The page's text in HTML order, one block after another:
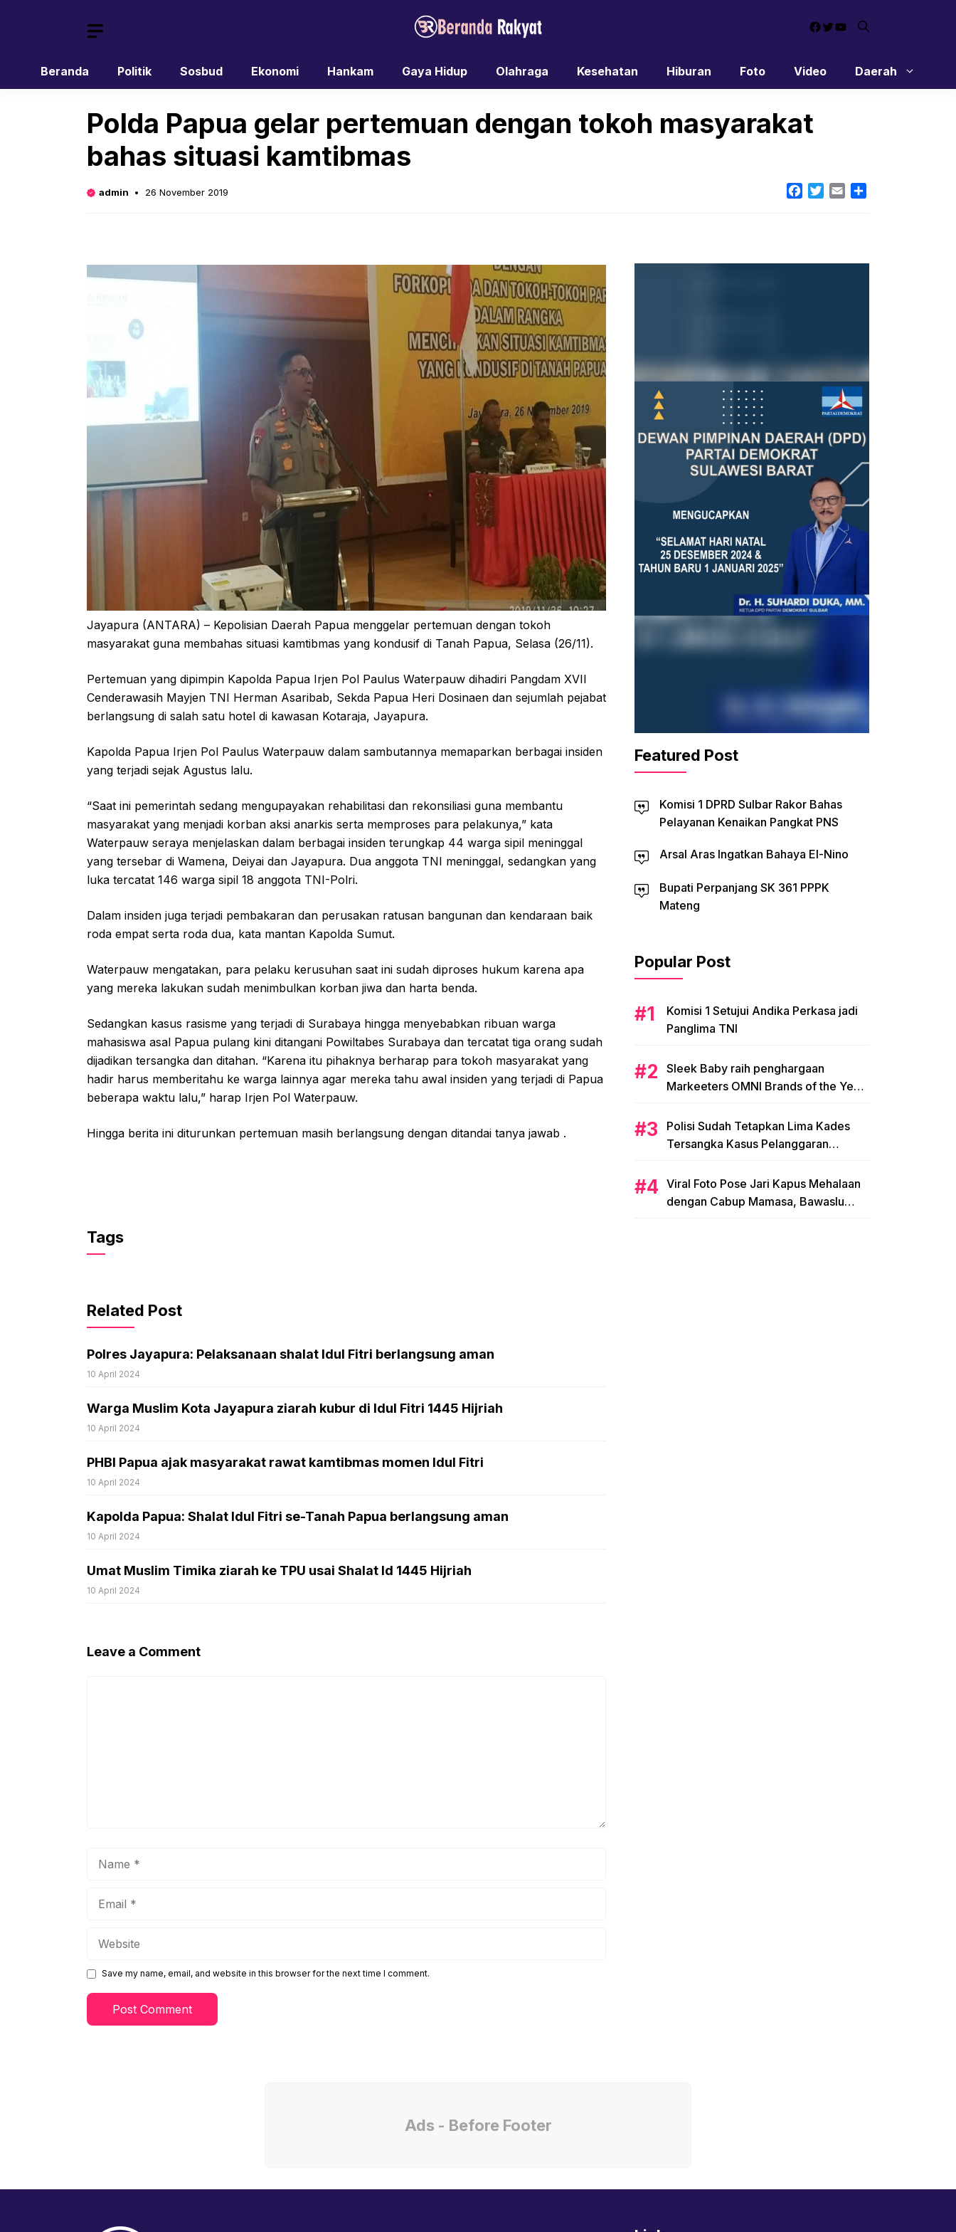
Facebook
Twitter
YouTube
Beranda Politik Sosbud Ekonomi Hankam Gaya Hidup Olahraga Kesehatan Hiburan Foto Video Daerah
Polda Papua gelar pertemuan dengan tokoh masyarakat
bahas situasi kamtibmas
admin 26 November 2019 Facebook
TwitterEmail
Jayapura (ANTARA) – Kepolisian Daerah Papua menggelar pertemuan dengan tokoh
masyarakat guna membahas situasi kamtibmas yang kondusif di Tanah Papua, Selasa (26/11).
Pertemuan yang dipimpin Kapolda Papua Irjen Pol Paulus Waterpauw dihadiri Pangdam XVII
Cenderawasih Mayjen TNI Herman Asaribab, Sekda Papua Heri Dosinaen dan sejumlah pejabat
berlangsung di salah satu hotel di kawasan Kotaraja, Jayapura.
Kapolda Papua Irjen Pol Paulus Waterpauw dalam sambutannya memaparkan berbagai insiden
yang terjadi sejak Agustus lalu.
“Saat ini pemerintah sedang mengupayakan rehabilitasi dan rekonsiliasi guna membantu
masyarakat yang menjadi korban aksi anarkis serta memproses para pelakunya,” kata
Waterpauw seraya menjelaskan dalam berbagai insiden terungkap 44 warga sipil meninggal
yang tersebar di Wamena, Deiyai dan Jayapura. Dua anggota TNI meninggal, sedangkan yang
luka tercatat 146 warga sipil 18 anggota TNI-Polri.
Dalam insiden juga terjadi pembakaran dan perusakan ratusan bangunan dan kendaraan baik
roda empat serta roda dua, kata mantan Kapolda Sumut.
Waterpauw mengatakan, para pelaku kerusuhan saat ini sudah diproses hukum karena apa
yang mereka lakukan sudah menimbulkan korban jiwa dan harta benda.
Sedangkan kasus rasisme yang terjadi di Surabaya hingga menyebabkan ribuan warga
mahasiswa asal Papua pulang kini ditangani Powiltabes Surabaya dan tercatat tiga orang sudah
dijadikan tersangka dan ditahan. “Karena itu pihaknya berharap para tokoh masyarakat yang
hadir harus memberitahu ke warga lainnya agar mereka tahu awal insiden yang terjadi di Papua
beberapa waktu lalu,” harap Irjen Pol Waterpauw.
Hingga berita ini diturunkan pertemuan masih berlangsung dengan ditandai tanya jawab .
Tags
Related Post
Polres Jayapura: Pelaksanaan shalat Idul Fitri berlangsung aman
10 April 2024
Warga Muslim Kota Jayapura ziarah kubur di Idul Fitri 1445 Hijriah
10 April 2024
PHBI Papua ajak masyarakat rawat kamtibmas momen Idul Fitri
10 April 2024
Kapolda Papua: Shalat Idul Fitri se-Tanah Papua berlangsung aman
10 April 2024
Umat Muslim Timika ziarah ke TPU usai Shalat Id 1445 Hijriah
10 April 2024
Leave a Comment
Save my name, email, and website in this browser for the next time I comment.
Featured Post
Komisi 1 DPRD Sulbar Rakor Bahas
Pelayanan Kenaikan Pangkat PNS
Arsal Aras Ingatkan Bahaya El-Nino
Bupati Perpanjang SK 361 PPPK
Mateng
Popular Post
Komisi 1 Setujui Andika Perkasa jadi
Panglima TNI
Sleek Baby raih penghargaan
Markeeters OMNI Brands of the Year
Polisi Sudah Tetapkan Lima Kades
Tersangka Kasus Pelanggaran
Viral Foto Pose Jari Kapus Mehalaan
dengan Cabup Mamasa, Bawaslu
Ads - Before Footer